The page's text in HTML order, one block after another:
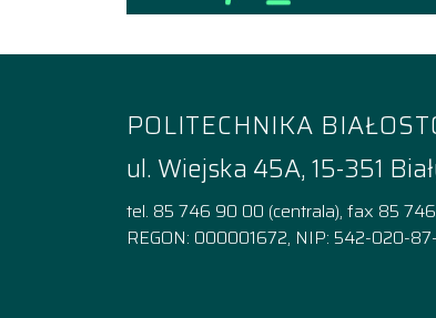
POLITECHNIKA
ul. Wiejska 45A, 15-351
tel. 85 746 90 00 (centrala), fax 85
REGON: 000001672, NIP: 542-020-